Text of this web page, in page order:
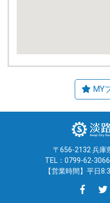
〒656-2132 兵庫
TEL：0799-62-3066
【営業時間】平日